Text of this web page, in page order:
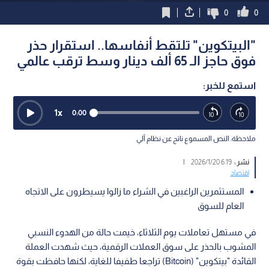
0
0
"البيتكوين" تلتقط أنفاسها.. استقرار حذر
فوق حاجز الـ 65 ألف دينار وسط ترقب عالمي
استمع للخبر:
0:00
1x
ملاحظة: النص المسموع ناتج عن نظام آلي
نشر :6:19 2026/1/20
|
اقتصاد
المستثمرين الراغبين في الشراء ما زالوا يسيطرون على الاتجاه
العام للسوق
في مستهل تعاملات يوم الثلاثاء، خيمت حالة من الهدوء النسبي
المشوب بالحذر على سوق العملات الرقمية، حيث شهدت العملة
القائدة "بيتكوين" (Bitcoin) تراجعا طفيفا للغاية، لكنها حافظت بقوة